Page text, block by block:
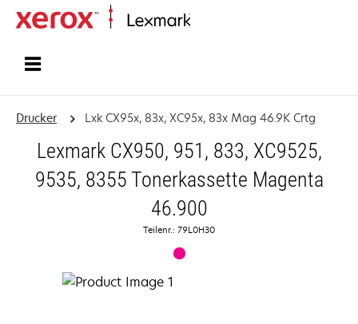
Drucker Lxk CX95x, 83x, XC95x, 83x Mag 46.9K Crtg
Lexmark CX950, 951, 833, XC9525,
9535, 8355 Tonerkassette Magenta
46.900
Teilenr.: 79L0H30